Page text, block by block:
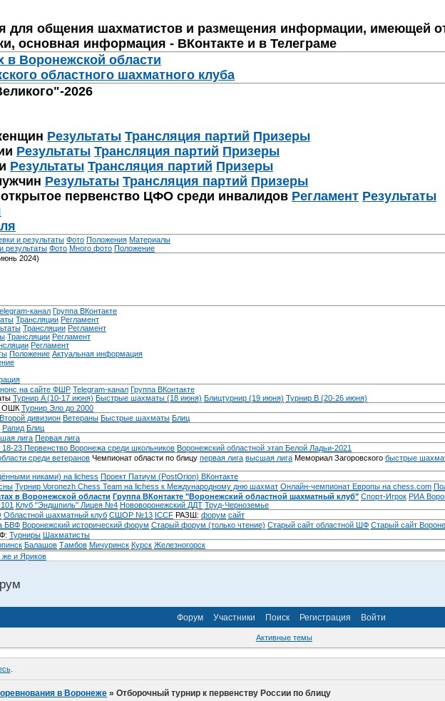
для общения шахматистов и размещения информации, имеющей
основная информация - ВКонтакте и в Телеграме
в Воронежской области
областного шахматного клуба
2026
Результаты Трансляция партий Призеры
Результаты Трансляция партий Призеры
Результаты Трансляция партий Призеры
Результаты Трансляция партий Призеры
первенство ЦФО среди инвалидов Регламент Результаты
и результаты Фото Положения Материалы
результаты Фото Много фото Положение
2024)
канал Группа ВКонтакте
Трансляции Регламент
Трансляции Регламент
Трансляции Регламент
Регламент
Положение Актуальная информация
на сайте ФШР Telegram-канал Группа ВКонтакте
Турнир A (10-17 июня) Быстрые шахматы (18 июня) Блицтурнир (19 июня) Турнир B (20-26 июня)
ОШК Турнир Эло до 2000
Второй дивизион Ветераны Быстрые шахматы Блиц
Рапид Блиц
лига Первая лига
18-23 Первенство Воронежа среди школьников Воронежский областной этап Белой Ладьи-2021
среди ветеранов Чемпионат области по блицу первая лига высшая лига Мемориал Загоровского быстрые
никами) на lichess Проект Патиум (PostOrion) ВКонтакте
Турнир Voronezh Chess Team на lichess к Международному дню шахмат Онлайн-чемпионат Европы на chess.com
в Воронежской области Группа ВКонтакте "Воронежский областной шахматный клуб" Спорт-Игрок РИА
Клуб "Эндшпиль" Лицея №4 Нововоронежский ДДТ Труд-Черноземье
Областной шахматный клуб СШОР №13 ICCF РАЗШ: форум сайт
БВФ Воронежский исторический форум Cтарый форум (только чтение) Старый сайт областной ШФ Старый сайт
Турниры Шахматисты
Балашов Тамбов Мичуринск Курск Железногорск
же и Яриков
Форум Участники Поиск Регистрация Войти
Активные темы
.
в Воронеже »Отборочный турнир к первенству России по блицу